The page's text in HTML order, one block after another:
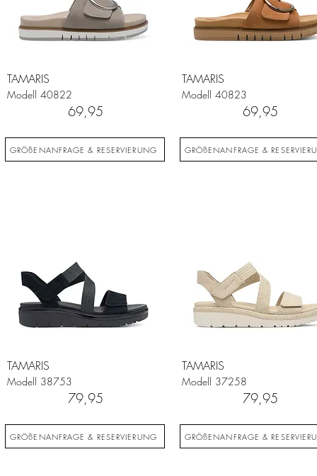
TAMARIS
40822
Modell
69,95
GRÖßENANFRAGE & RESERVIERUNG
TAMARIS
38753
Modell
79,95
GRÖßENANFRAGE & RESERVIERUNG
TAMARIS
40823
Modell
69,95
GRÖßENANFRAGE &
TAMARIS
37258
Modell
79,95
GRÖßENANFRAGE &